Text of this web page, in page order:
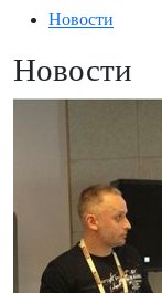
Новости
Новости